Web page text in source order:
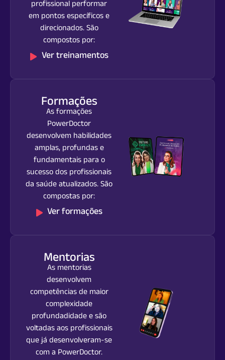
profissional performar
em pontos específicos e
direcionados. São
compostos por:
Ver treinamentos
Formações
As formações
PowerDoctor
desenvolvem habilidades
amplas, profundas e
fundamentais para o
sucesso dos profissionais
da saúde atualizados. São
compostas por:
Ver formações
Mentorias
As mentorias
desenvolvem
competências de maior
complexidade
profundadidade e são
voltadas aos profissionais
que já desenvolveram-se
com a PowerDoctor.